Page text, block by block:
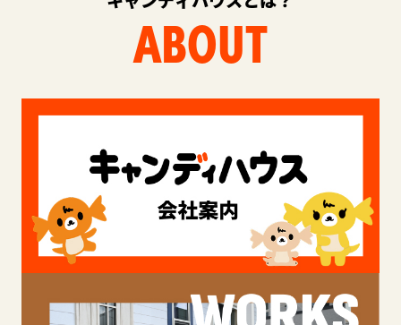
ABOUT